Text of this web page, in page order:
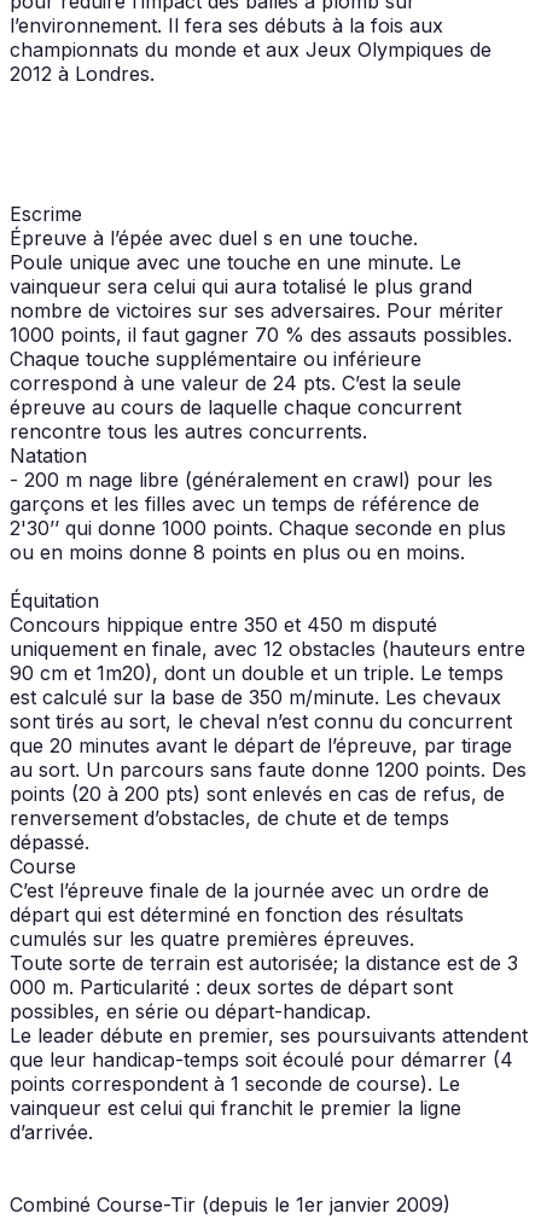
l’environnement. Il fera ses débuts à la fois aux
championnats du monde et aux Jeux Olympiques de
2012 à Londres.
Escrime
Épreuve à l’épée avec duel s en une touche.
Poule unique avec une touche en une minute. Le
vainqueur sera celui qui aura totalisé le plus grand
nombre de victoires sur ses adversaires. Pour mériter
1000 points, il faut gagner 70 % des assauts possibles.
Chaque touche supplémentaire ou inférieure
correspond à une valeur de 24 pts. C’est la seule
épreuve au cours de laquelle chaque concurrent
rencontre tous les autres concurrents.
Natation
- 200 m nage libre (généralement en crawl) pour les
garçons et les filles avec un temps de référence de
2'30’’ qui donne 1000 points. Chaque seconde en plus
ou en moins donne 8 points en plus ou en moins.
Équitation
Concours hippique entre 350 et 450 m disputé
uniquement en finale, avec 12 obstacles (hauteurs entre
90 cm et 1m20), dont un double et un triple. Le temps
est calculé sur la base de 350 m/minute. Les chevaux
sont tirés au sort, le cheval n’est connu du concurrent
que 20 minutes avant le départ de l’épreuve, par tirage
au sort. Un parcours sans faute donne 1200 points. Des
points (20 à 200 pts) sont enlevés en cas de refus, de
renversement d’obstacles, de chute et de temps
dépassé.
Course
C’est l’épreuve finale de la journée avec un ordre de
départ qui est déterminé en fonction des résultats
cumulés sur les quatre premières épreuves.
Toute sorte de terrain est autorisée; la distance est de 3
000 m. Particularité : deux sortes de départ sont
possibles, en série ou départ-handicap.
Le leader débute en premier, ses poursuivants attendent
que leur handicap-temps soit écoulé pour démarrer (4
points correspondent à 1 seconde de course). Le
vainqueur est celui qui franchit le premier la ligne
d’arrivée.
Combiné Course-Tir (depuis le 1er janvier 2009)